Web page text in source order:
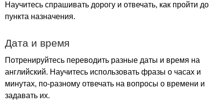
Научитесь спрашивать дорогу и отвечать, как пройти до
пункта назначения.
Дата и время
Потренируйтесь переводить разные даты и время на
английский. Научитесь использовать фразы о часах и
минутах, по-разному отвечать на вопросы о времени и
задавать их.